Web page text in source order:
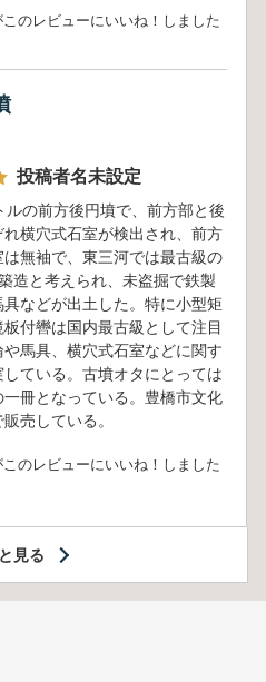
このレビューにいいね！しました
投稿者名未設定
ルの前方後円墳で、前方部と後
れ横穴式石室が検出され、前方
無袖で、東三河では最古級の
造と考えられ、未盗掘で鉄製
などが出土した。特に小型矩
付轡は国内最古級として注目
や馬具、横穴式石室などに関す
している。古墳オタにとっては
一冊となっている。豊橋市文化
売している。
このレビューにいいね！しました
見る